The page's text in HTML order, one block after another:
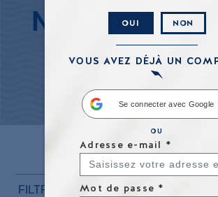
NOS
FILTRE
TOUT
OUI NON
VOUS AVEZ DÉJÀ UN
Se connecter avec Google
OU
Adresse e-mail *
Mot de passe *